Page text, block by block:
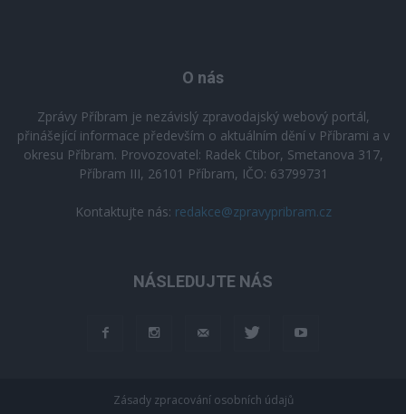
O nás
Zprávy Příbram je nezávislý zpravodajský webový portál,
přinášející informace především o aktuálním dění v Příbrami a v
okresu Příbram. Provozovatel: Radek Ctibor, Smetanova 317,
Příbram III, 26101 Příbram, IČO: 63799731
Kontaktujte nás: redakce@zpravypribram.cz
NÁSLEDUJTE NÁS
Zásady zpracování osobních údajů